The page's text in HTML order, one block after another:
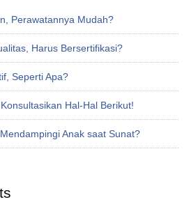
Perawatannya Mudah?
Harus Bersertifikasi?
Seperti Apa?
Hal-Hal Berikut!
Anak saat Sunat?